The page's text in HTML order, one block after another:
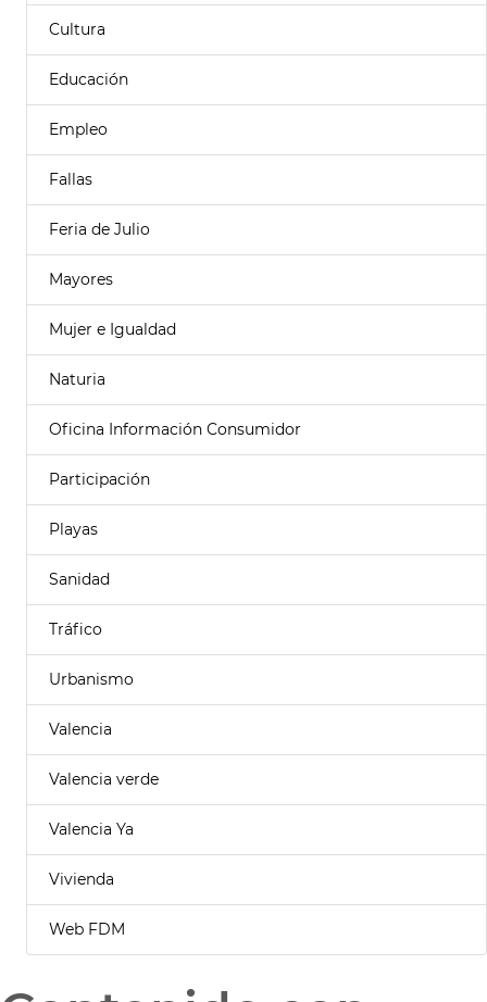
Cultura
Educación
Empleo
Fallas
Feria de Julio
Mayores
Mujer e Igualdad
Naturia
Oficina Información Consumidor
Participación
Playas
Sanidad
Tráfico
Urbanismo
Valencia
Valencia verde
Valencia Ya
Vivienda
Web FDM